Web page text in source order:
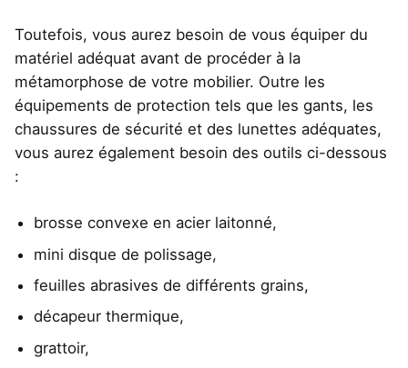
Toutefois, vous aurez besoin de vous équiper du
matériel adéquat avant de procéder à la
métamorphose de votre mobilier. Outre les
équipements de protection tels que les gants, les
chaussures de sécurité et des lunettes adéquates,
vous aurez également besoin des outils ci-dessous
:
brosse convexe en acier laitonné,
mini disque de polissage,
feuilles abrasives de différents grains,
décapeur thermique,
grattoir,